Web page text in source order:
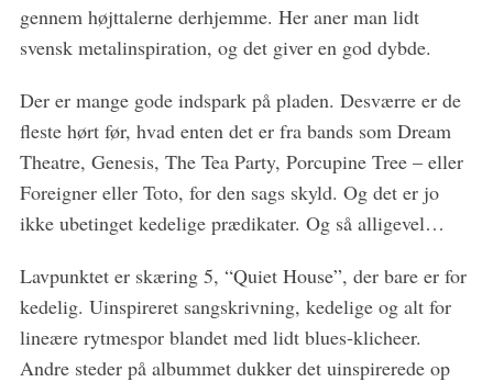
gennem højttalerne derhjemme. Her aner man lidt
svensk metalinspiration, og det giver en god dybde.
Der er mange gode indspark på pladen. Desværre er de
fleste hørt før, hvad enten det er fra bands som Dream
Theatre, Genesis, The Tea Party, Porcupine Tree – eller
Foreigner eller Toto, for den sags skyld. Og det er jo
ikke ubetinget kedelige prædikater. Og så alligevel…
Lavpunktet er skæring 5, “Quiet House”, der bare er for
kedelig. Uinspireret sangskrivning, kedelige og alt for
lineære rytmespor blandet med lidt blues-klicheer.
Andre steder på albummet dukker det uinspirerede op
S
e
r
c
h
o
: